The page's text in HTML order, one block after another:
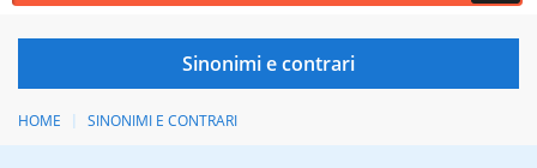
HOME SINONIMI E CONTRARI